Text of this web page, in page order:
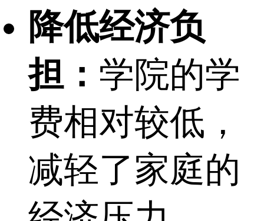
降低经济负
担： 学院的学
费相对较低，
减轻了家庭的